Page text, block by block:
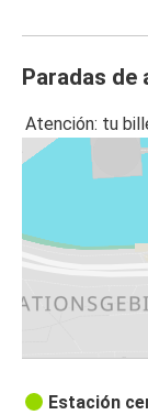
Paradas de
Atención: tu
Estación